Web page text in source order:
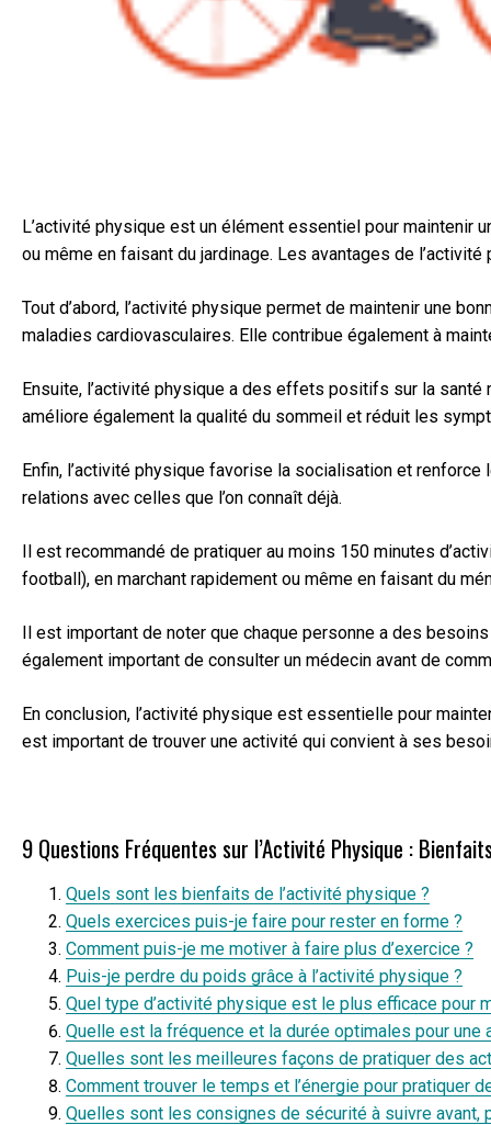
L’activité physique est un élément essentiel pour maintenir
ou même en faisant du jardinage. Les avantages de
Tout d’abord, l’activité physique permet de maintenir une
maladies cardiovasculaires. Elle contribue également à
Ensuite, l’activité physique a des effets positifs sur la
améliore également la qualité du sommeil et réduit les
Enfin, l’activité physique favorise la socialisation et
relations avec celles que l’on connaît déjà.
Il est recommandé de pratiquer au moins 150 minutes
football), en marchant rapidement ou même en faisant du
Il est important de noter que chaque personne a des
également important de consulter un médecin avant de
En conclusion, l’activité physique est essentielle pour
est important de trouver une activité qui convient à ses
9 Questions Fréquentes sur l’Activité Physique :
Quels sont les bienfaits de l’activité physique ?
Quels exercices puis-je faire pour rester en forme ?
Comment puis-je me motiver à faire plus d’exercice ?
Puis-je perdre du poids grâce à l’activité physique ?
Quel type d’activité physique est le plus efficace pour
Quelle est la fréquence et la durée optimales pour une
Quelles sont les meilleures façons de pratiquer des
Comment trouver le temps et l’énergie pour pratiquer
Quelles sont les consignes de sécurité à suivre avant,